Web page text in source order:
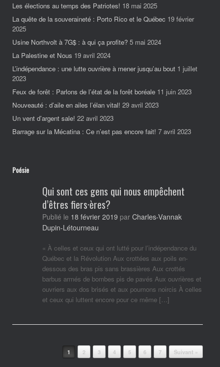
Les élections au temps des Patriotes! 18 mai 2025
La quête de la souveraineté : Porto Rico et le Québec 19 février
2025
Usine Northvolt à 7G$ : à qui ça profite? 5 mai 2024
La Palestine et Nous 19 avril 2024
L’indépendance : une lutte ouvrière à mener jusqu’au bout 1 juillet
2023
Feux de forêt : Parlons de l’état de la forêt boréale 11 juin 2023
Nouveauté : d’aile en ailes l’élan vital! 29 avril 2023
Un vent d’argent sale! 22 avril 2023
Barrage sur la Mécatina : Ce n’est pas encore fait! 7 avril 2023
Poésie
Qui sont ces gens qui nous empêchent
d’êtres fiers·ères?
Publié le 18 février 2019 par Charles-Vannak
Dupin-Létourneau
« À celles et ceux qui ont lutté pour l’indépendance du
Québec et la Révolution Aux crottées aux poils en-
dessous des bras pis sans brassières Aux crottés
barbus armés de bombes pis de pavés Aux ouvrières et
ouvriers aux dos brisés et aux poumons noircis À celles
et ceux qui luttent encore pour ce même […]
1 2 3 4 5 6 7 Suivant »